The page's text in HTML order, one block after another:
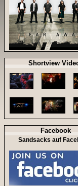
Shortview
Facebook
Sandsacks auf